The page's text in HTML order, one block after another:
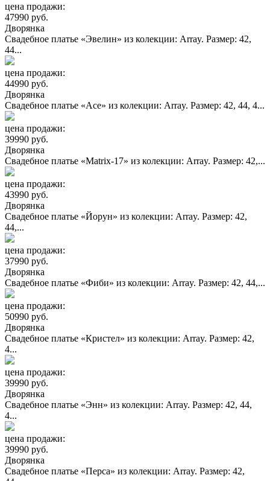
цена продажи:
47990 руб.
Дворянка
Свадебное платье «Эвелин» из колекции: Array. Размер: 42,
44...
цена продажи:
44990 руб.
Дворянка
Свадебное платье «Асе» из колекции: Array. Размер: 42, 44, 4...
цена продажи:
39990 руб.
Дворянка
Свадебное платье «Matrix-17» из колекции: Array. Размер: 42,...
цена продажи:
43990 руб.
Дворянка
Свадебное платье «Йорун» из колекции: Array. Размер: 42,
44,...
цена продажи:
37990 руб.
Дворянка
Свадебное платье «Фиби» из колекции: Array. Размер: 42, 44,...
цена продажи:
50990 руб.
Дворянка
Свадебное платье «Кристел» из колекции: Array. Размер: 42,
4...
цена продажи:
39990 руб.
Дворянка
Свадебное платье «Энн» из колекции: Array. Размер: 42, 44,
4...
цена продажи:
39990 руб.
Дворянка
Свадебное платье «Перса» из колекции: Array. Размер: 42,